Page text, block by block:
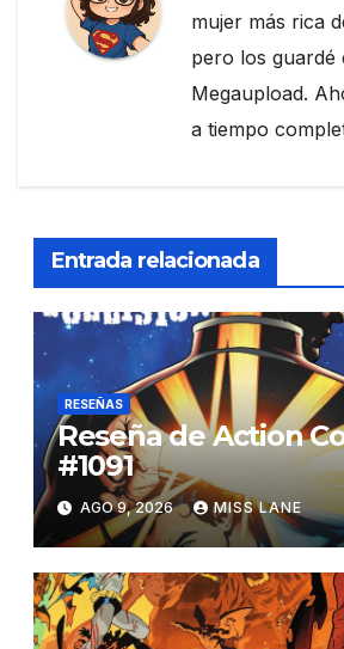
mujer más rica
pero los guardé
Megaupload.
a tiempo
Entrada relacionada
RESEÑAS
Reseña de Action
#1091
AGO 9, 2026 MISS LANE